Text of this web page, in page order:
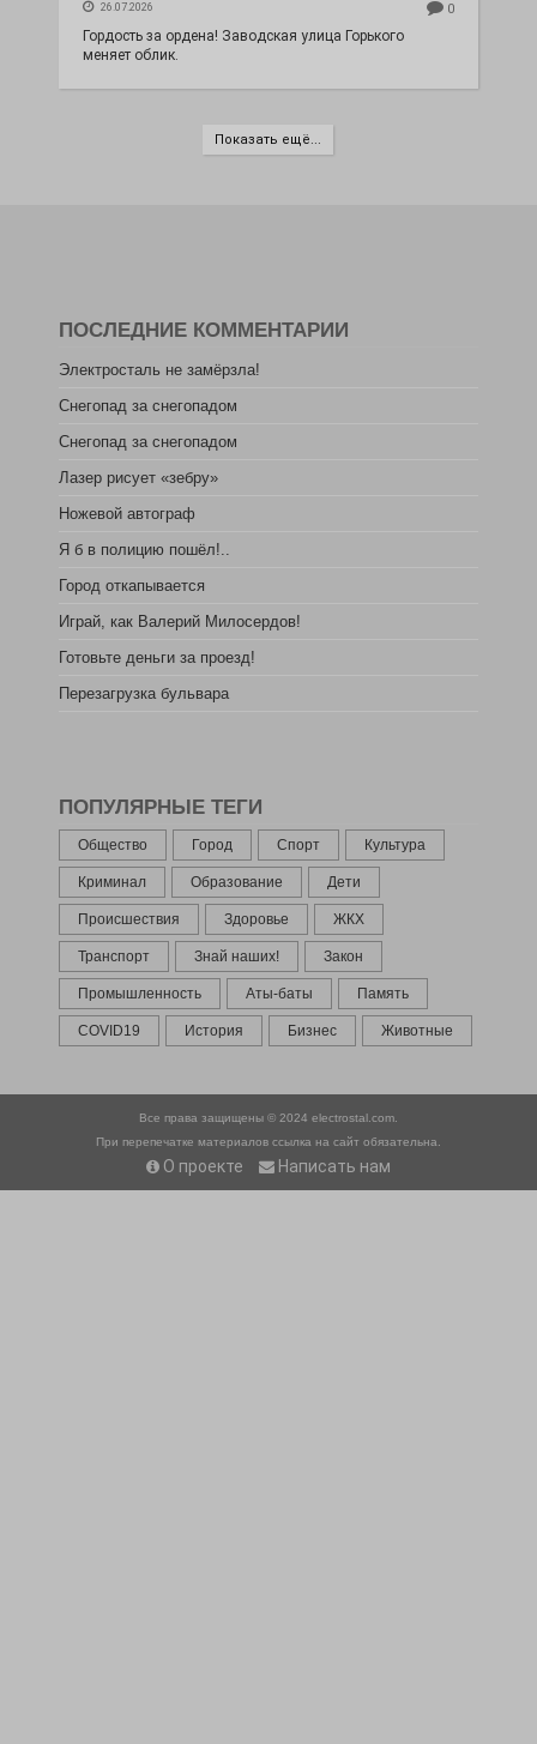
26.07.2026 0
Гордость за ордена! Заводская улица Горького
меняет облик.
Показать ещё...
ПОСЛЕДНИЕ КОММЕНТАРИИ
Электросталь не замёрзла!
Снегопад за снегопадом
Снегопад за снегопадом
Лазер рисует «зебру»
Ножевой автограф
Я б в полицию пошёл!..
Город откапывается
Играй, как Валерий Милосердов!
Готовьте деньги за проезд!
Перезагрузка бульвара
ПОПУЛЯРНЫЕ ТЕГИ
Общество Город Спорт Культура
Криминал Образование Дети
Происшествия Здоровье ЖКХ
Транспорт Знай наших! Закон
Промышленность Аты-баты Память
COVID19 История Бизнес Животные
Все права защищены © 2024 electrostal.com.
При перепечатке материалов ссылка на сайт обязательна.
О проекте Написать нам